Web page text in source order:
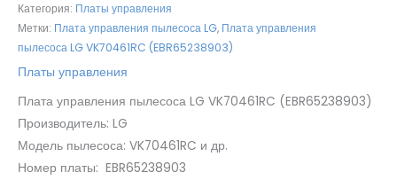
Категория: Платы управления
Метки: Плата управления пылесоса LG, Плата управления
пылесоса LG VK70461RC (EBR65238903)
Платы управления
Плата управления пылесоса LG VK70461RC (EBR65238903)
Производитель: LG
Модель пылесоса: VK70461RC и др.
Номер платы: EBR65238903